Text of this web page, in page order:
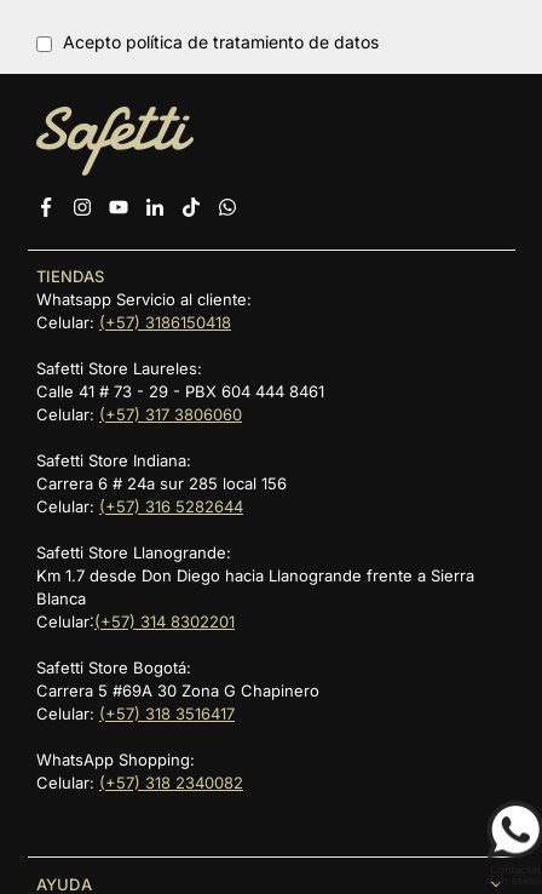
Acepto política de tratamiento de datos
FacebookInstagram
YouTubeLinkedin
TikTok
TIENDAS
Whatsapp Servicio al cliente:
Celular: (+57) 3186150418
Safetti Store Laureles:
Calle 41 # 73 - 29 - PBX 604 444 8461
Celular: (+57) 317 3806060
Safetti Store Indiana:
Carrera 6 # 24a sur 285 local 156
Celular: (+57) 316 5282644
Safetti Store Llanogrande:
Km 1.7 desde Don Diego hacia Llanogrande frente a Sierra
Blanca
Celular:(+57) 314 8302201
Safetti Store Bogotá:
Carrera 5 #69A 30 Zona G Chapinero
Celular: (+57) 318 3516417
WhatsApp Shopping:
Celular: (+57) 318 2340082
AYUDA